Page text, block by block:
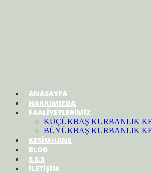
ANASAYFA
HAKKIMIZDA
FAALİYETLERİMİZ
KÜÇÜKBAŞ KURBANLIK
BÜYÜKBAŞ KURBANLIK
KESİMHANE
BLOG
S.S.S
İLETİŞİM